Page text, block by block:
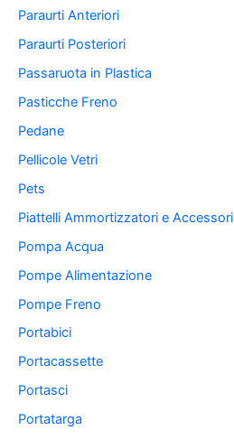
Paraurti Anteriori
Paraurti Posteriori
Passaruota in Plastica
Pasticche Freno
Pedane
Pellicole Vetri
Pets
Piattelli Ammortizzatori e Accessori
Pompa Acqua
Pompe Alimentazione
Pompe Freno
Portabici
Portacassette
Portasci
Portatarga